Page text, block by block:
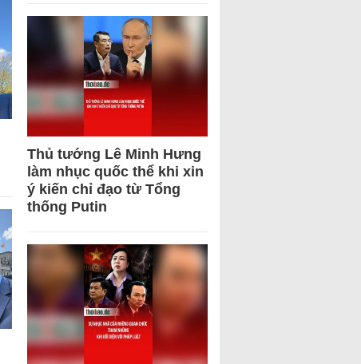
Thủ tướng Lê Minh Hưng
làm nhục quốc thể khi xin
ý kiến chỉ đạo từ Tổng
thống Putin